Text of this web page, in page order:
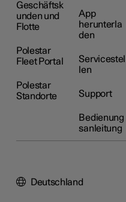
Geschäftsk
unden und
Flotte
Polestar
Fleet Portal
Polestar
Standorte
App
herunterla
den
Servicestel
len
Support
Bedienung
sanleitung
Deutschland